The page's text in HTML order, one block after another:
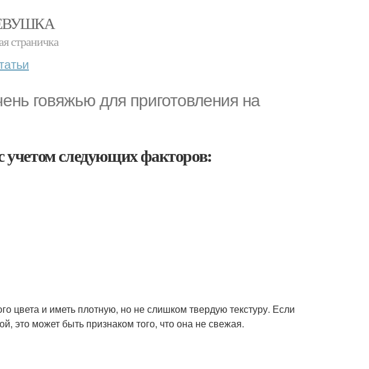
страничка
говяжью для приготовления на
следующих факторов:
цвета и иметь плотную, но не слишком твердую текстуру. Если
это может быть признаком того, что она не свежая.